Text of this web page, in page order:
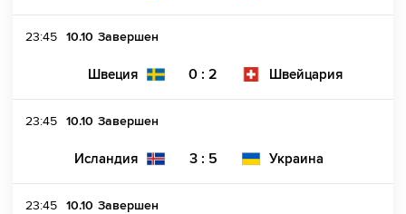
23:45 10.10 Завершен
Швеция 0 : 2 Швейцария
23:45 10.10 Завершен
Исландия 3 : 5 Украина
23:45 10.10 Завершен